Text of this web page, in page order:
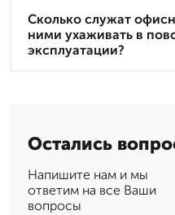
Сколько служат
ними ухаживать в
эксплуатации?
Остались
Напишите нам и мы
ответим на все Ваши
вопросы